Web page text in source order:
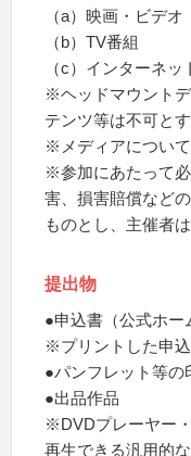
（a）映画・ビデオ
（b）TV番組
（c）インターネ
※ヘッドマウント
テンツ等は不可と
※メディアについ
※参加にあたって
害、損害賠償など
ものとし、主催者
提出物
●申込書（公式ホー
※プリントした申
●パンフレット等の
●出品作品
※DVDプレーヤー
再生できる汎用的